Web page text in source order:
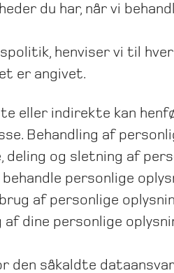
du har, når vi
henviser vi til
er angivet.
eller indirekte kan
Behandling af
deling og sletning af
personlige
af personlige
dine personlige
såkaldte